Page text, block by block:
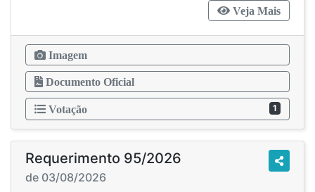
Veja Mais
Imagem
Documento Oficial
Votação 1
Requerimento 95/2026
de 03/08/2026